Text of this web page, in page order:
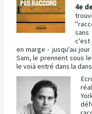
4e
c'est
en marge - jusqu'au
Sam, le prennent sous
le voià entré dans la